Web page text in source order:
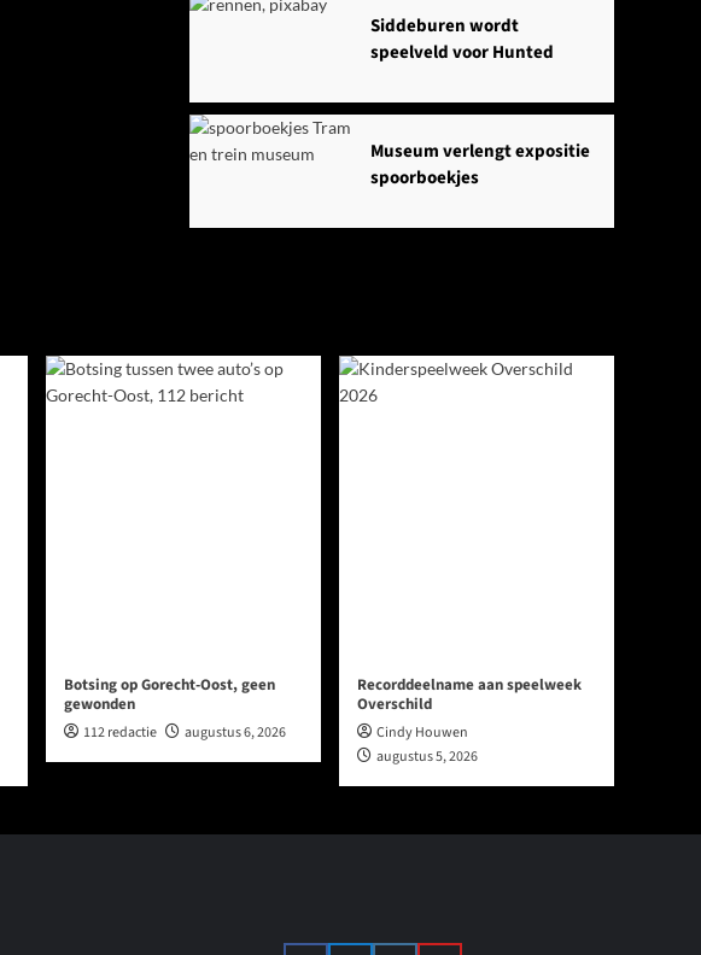
Siddeburen wordt
speelveld voor Hunted
Museum verlengt expositie
spoorboekjes
Botsing op Gorecht-Oost, geen
gewonden
112 redactie augustus 6, 2026
Recorddeelname aan speelweek
Overschild
Cindy Houwen
augustus 5, 2026